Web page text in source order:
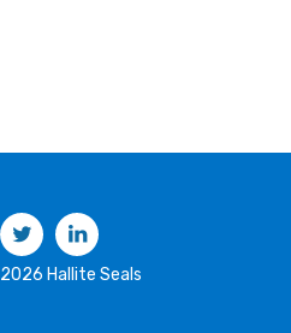
Twitter
Hallite Seals